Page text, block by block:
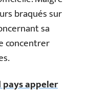
braqués sur
sa
concentrer
appeler